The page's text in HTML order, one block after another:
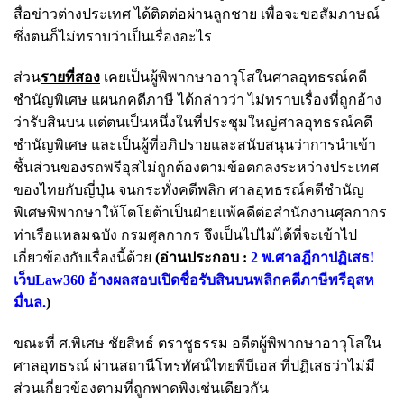
สื่อข่าวต่างประเทศ ได้ติดต่อผ่านลูกชาย เพื่อจะขอสัมภาษณ์
ซึ่งตนก็ไม่ทราบว่าเป็นเรื่องอะไร
ส่วนรายที่สอง เคยเป็นผู้พิพากษาอาวุโสในศาลอุทธรณ์คดี
ชำนัญพิเศษ แผนกคดีภาษี ได้กล่าวว่า ไม่ทราบเรื่องที่ถูกอ้าง
ว่ารับสินบน แต่ตนเป็นหนึ่งในที่ประชุมใหญ่ศาลอุทธรณ์คดี
ชำนัญพิเศษ และเป็นผู้ที่อภิปรายและสนับสนุนว่าการนำเข้า
ชิ้นส่วนของรถพรีอุสไม่ถูกต้องตามข้อตกลงระหว่างประเทศ
ของไทยกับญี่ปุ่น จนกระทั่งคดีพลิก ศาลอุทธรณ์คดีชำนัญ
พิเศษพิพากษาให้โตโยต้าเป็นฝ่ายแพ้คดีต่อสำนักงานศุลกากร
ท่าเรือแหลมฉบัง กรมศุลกากร จึงเป็นไปไม่ได้ที่จะเข้าไป
เกี่ยวข้องกับเรื่องนี้ด้วย (อ่านประกอบ : 2 พ.ศาลฎีกาปฏิเสธ!
เว็บLaw360 อ้างผลสอบเปิดชื่อรับสินบนพลิกคดีภาษีพรีอุสห
มื่นล.)
ขณะที่ ศ.พิเศษ ชัยสิทธ์ ตราชูธรรม อดีตผู้พิพากษาอาวุโสใน
ศาลอุทธรณ์ ผ่านสถานีโทรทัศน์ไทยพีบีเอส ที่ปฏิเสธว่าไม่มี
ส่วนเกี่ยวข้องตามที่ถูกพาดพิงเช่นเดียวกัน